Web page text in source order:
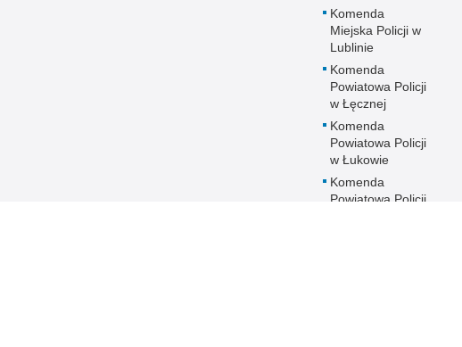
Komenda
Miejska Policji w
Lublinie
Komenda
Powiatowa Policji
w Łęcznej
Komenda
Powiatowa Policji
w Łukowie
Komenda
Powiatowa Policji